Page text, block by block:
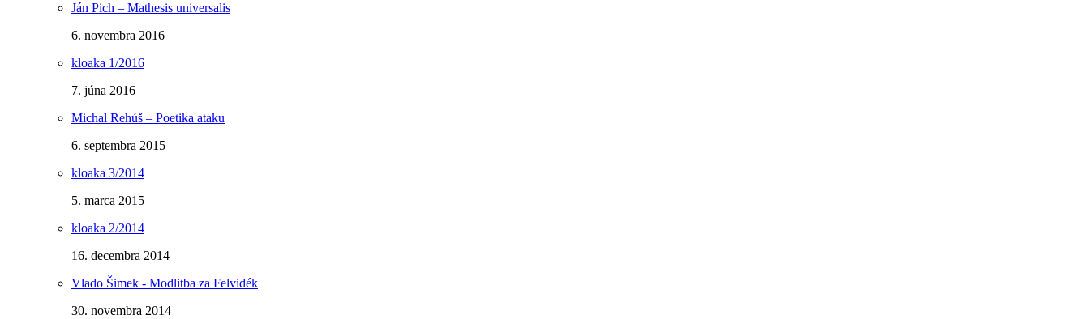
Ján Pich – Mathesis universalis
6. novembra 2016
kloaka 1/2016
7. júna 2016
Michal Rehúš – Poetika ataku
6. septembra 2015
kloaka 3/2014
5. marca 2015
kloaka 2/2014
16. decembra 2014
Vlado Šimek - Modlitba za Felvidék
30. novembra 2014